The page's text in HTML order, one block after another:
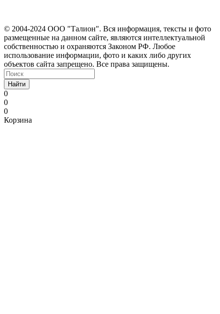
© 2004-2024 ООО "Талион". Вся информация, тексты и фото
размещенные на данном сайте, являются интеллектуальной
собственностью и охраняются Законом РФ. Любое
использование информации, фото и каких либо других
объектов сайта запрещено. Все права защищены.
Найти
0
0
0
Корзина